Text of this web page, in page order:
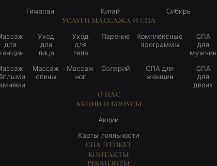
Гималаи
Китай
Сибирь
УСЛУГИ МАССАЖА И СПА
для
Уход
для
лица
Массаж
спины
Уход
для
тела
Массаж
ног
Парение
Солярий
Комплексные
программы
СПА для
женщин
СПА
для
мужчин
СПА
для
двоих
О НАС
АКЦИИ И БОНУСЫ
Акции
Карты лояльности
СПА-ЭТИКЕТ
КОНТАКТЫ
РЕКВИЗИТЫ